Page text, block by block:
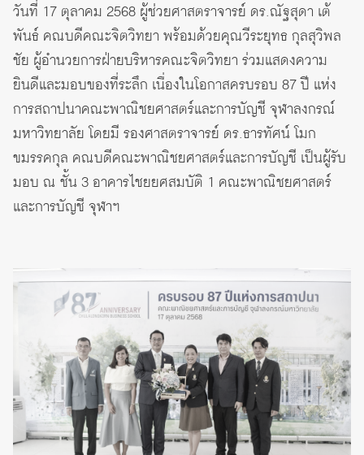
วันที่ 17 ตุลาคม 2568 ผู้ช่วยศาสตราจารย์ ดร.ณัฐสุดา เต้
พันธ์ คณบดีคณะจิตวิทยา พร้อมด้วยคุณวีระยุทธ กุลสุวิพล
ชัย ผู้อำนวยการฝ่ายบริหารคณะจิตวิทยา ร่วมแสดงความ
ยินดีและมอบของที่ระลึก เนื่องในโอกาสครบรอบ 87 ปี แห่ง
การสถาปนาคณะพาณิชยศาสตร์และการบัญชี จุฬาลงกรณ์
มหาวิทยาลัย โดยมี รองศาสตราจารย์ ดร.ธารทัศน์ โมก
ขมรรคกุล คณบดีคณะพาณิชยศาสตร์และการบัญชี เป็นผู้รับ
มอบ ณ ชั้น 3 อาคารไชยยศสมบัติ 1 คณะพาณิชยศาสตร์
และการบัญชี จุฬาฯ